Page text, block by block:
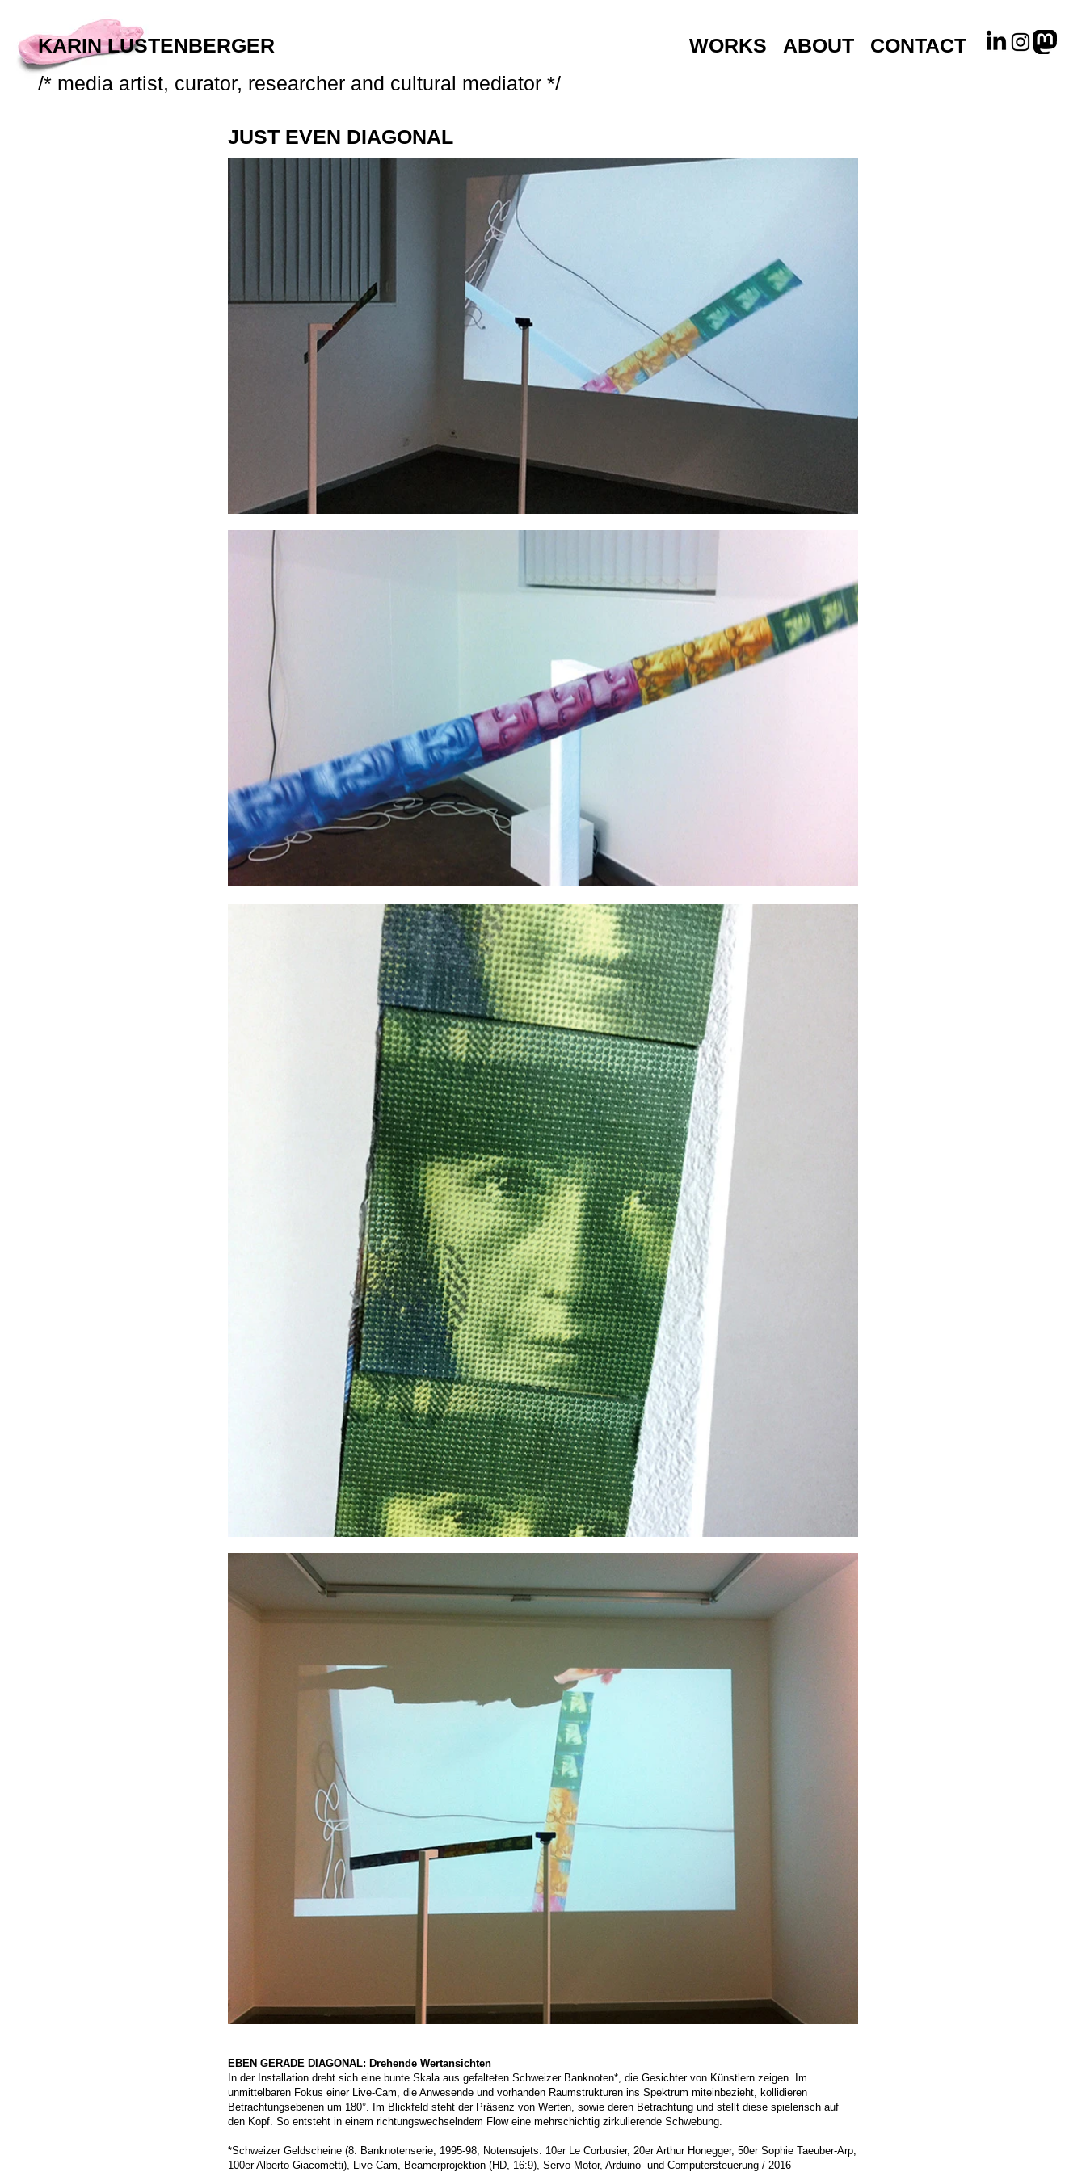
KARIN LUSTENBERGER
/* media artist, curator, researcher and cultural mediator */
WORKS ABOUT CONTACT
JUST EVEN DIAGONAL
EBEN GERADE DIAGONAL: Drehende Wertansichten
In der Installation dreht sich eine bunte Skala aus gefalteten Schweizer Banknoten*, die Gesichter von Künstlern zeigen. Im
unmittelbaren Fokus einer Live-Cam, die Anwesende und vorhanden Raumstrukturen ins Spektrum miteinbezieht, kollidieren
Betrachtungsebenen um 180°. Im Blickfeld steht der Präsenz von Werten, sowie ­deren Betrachtung und stellt diese spielerisch auf
den Kopf. So entsteht in einem richtungswechselndem Flow eine mehrschichtig zirkulierende Schwebung.
*Schweizer Geldscheine (8. Banknotenserie, 1995-98, Notensujets: 10er Le Corbusier, 20er Arthur Honegger, 50er Sophie Taeuber-Arp,
100er Alberto Giacometti), Live-Cam, Beamerprojektion (HD, 16:9), Servo-Motor, Arduino- und Computersteuerung / 2016